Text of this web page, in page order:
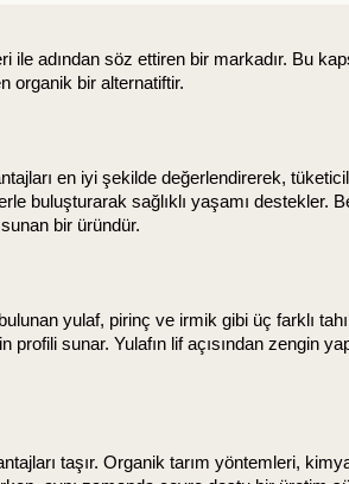
adından söz ettiren bir markadır. Bu
organik bir alternatiftir.
en iyi şekilde değerlendirerek,
buluşturarak sağlıklı yaşamı destekler.
bir üründür.
yulaf, pirinç ve irmik gibi üç farklı
sunar. Yulafın lif açısından zengin
taşır. Organik tarım yöntemleri,